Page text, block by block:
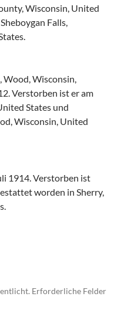
Wisconsin, United
Falls,
Wood, Wisconsin,
Verstorben ist er am
States und
Wisconsin, United
1914. Verstorben ist
worden in Sherry,
Erforderliche Felder